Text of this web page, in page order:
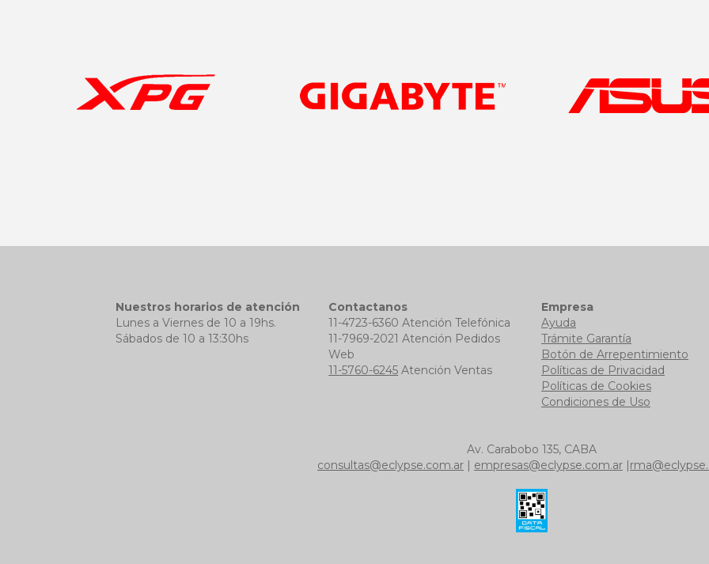
Nuestros horarios de atención
Lunes a Viernes de 10 a 19hs.
Sábados de 10 a 13:30hs
Contactanos
11-4723-6360 Atención Telefónica
11-7969-2021 Atención Pedidos
Web
11-5760-6245 Atención Ventas
Empresa
Ayuda
Trámite Garantía
Botón de Arrepentimiento
Políticas de Privacidad
Políticas de Cookies
Condiciones de Uso
Av. Carabobo 135, CABA
consultas@eclypse.com.ar | empresas@eclypse.com.ar |